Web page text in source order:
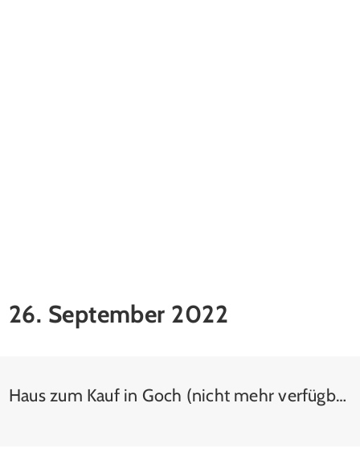
26. September 2022
Haus zum Kauf in Goch (nicht mehr verfügbar)